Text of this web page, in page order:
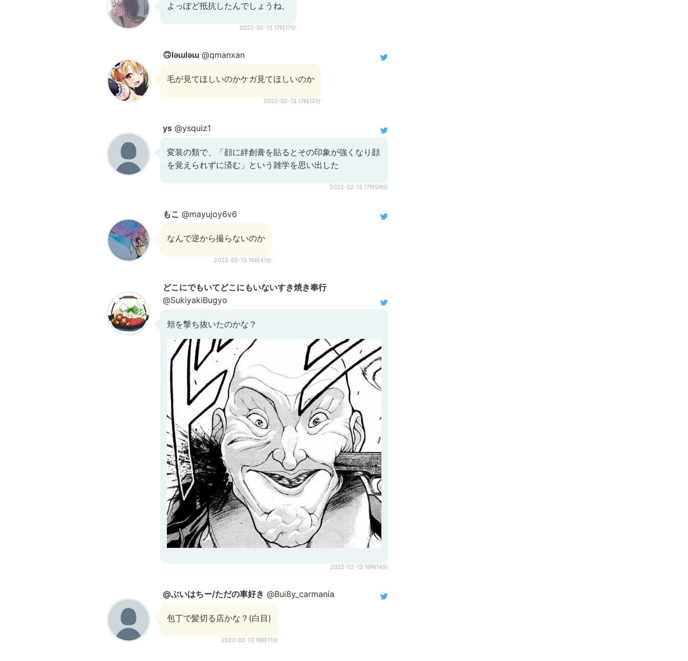
よっぽど抵抗したんでしょうね、
2022-02-13 17時17分
🙃lǝɯlǝɯ @qmanxan
毛が見てほしいのかケガ見てほしいのか
2022-02-13 17時12分
ys @ysquiz1
変装の類で、「顔に絆創膏を貼るとその印象が強くなり顔
を覚えられずに済む」という雑学を思い出した
2022-02-13 17時09分
もこ @mayujoy6v6
なんで逆から撮らないのか
2022-02-13 16時41分
どこにでもいてどこにもいないすき焼き奉行
@SukiyakiBugyo
頬を撃ち抜いたのかな？
2022-02-13 16時14分
@ぶいはちー/ただの車好き @Bui8y_carmania
包丁で髪切る店かな？(白目)
2022-02-13 16時11分